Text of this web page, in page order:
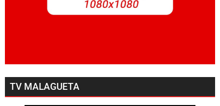
TV MALAGUETA